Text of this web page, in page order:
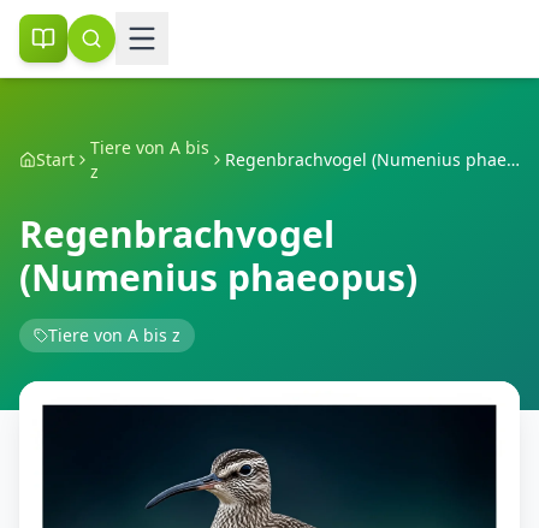
Start
Tiere von A bis
z
Regenbrachvogel (Numenius phaeopus)
Regenbrachvogel
(Numenius phaeopus)
Tiere von A bis z